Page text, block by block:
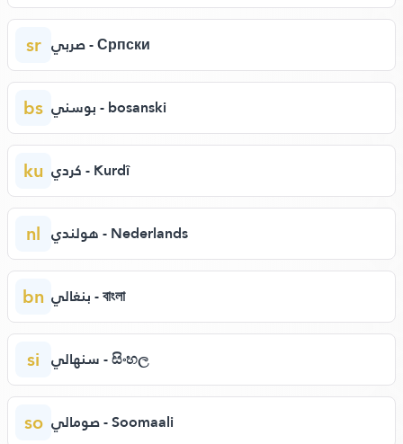
sr صربي - Српски
bs بوسني - bosanski
ku كردي - Kurdî
nl هولندي - Nederlands
bn بنغالي - বাংলা
si سنهالي - සිංහල
so صومالي - Soomaali